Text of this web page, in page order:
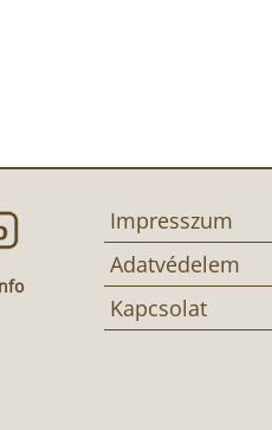
Impresszum
Adatvédelem
Kapcsolat